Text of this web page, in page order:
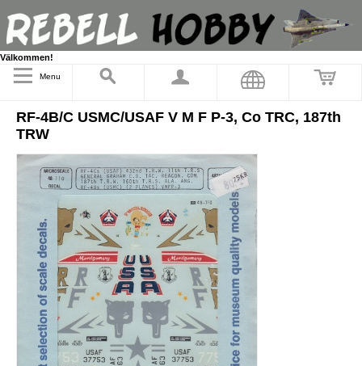
Välkommen!
Menu
RF-4B/C USMC/USAF V M F P-3, Co TRC, 187th
TRW